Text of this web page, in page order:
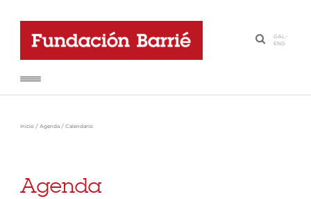
·
GAL-
ENG
Inicio / Agenda / Calendario
Agenda